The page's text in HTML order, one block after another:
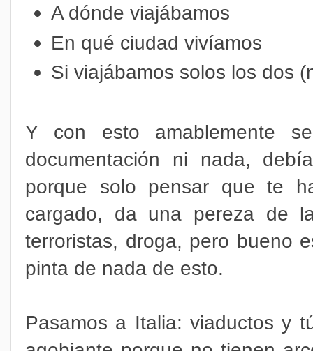
A dónde viajábamos
En qué ciudad vivíamos
Si viajábamos solos los dos
Y con esto amablemente
documentación ni nada,
porque solo pensar que te
cargado, da una pereza de
terroristas, droga, pero bueno
pinta de nada de esto.
Pasamos a Italia: viaductos y